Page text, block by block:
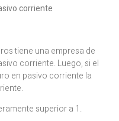
corriente
tiene una empresa de
corriente. Luego, si el
en pasivo corriente la
superior a 1.